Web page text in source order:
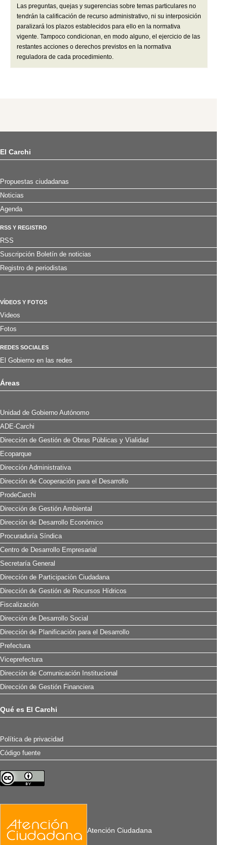
Las preguntas, quejas y sugerencias sobre temas particulares no
tendrán la calificación de recurso administrativo, ni su interposición
paralizará los plazos establecidos para ello en la normativa
vigente. Tampoco condicionan, en modo alguno, el ejercicio de las
restantes acciones o derechos previstos en la normativa
reguladora de cada procedimiento.
El Carchi
Propuestas ciudadanas
Noticias
Agenda
RSS Y REGISTRO
RSS
Suscripción Boletín de noticias
Registro de periodistas
VÍDEOS Y FOTOS
Videos
Fotos
REDES SOCIALES
El Gobierno en las redes
Áreas
Unidad de Gobierno Autónomo
ADE-Carchi
Dirección de Gestión de Obras Públicas y Vialidad
Ecoparque
Dirección Administrativa
Dirección de Cooperación para el Desarrollo
ProdeCarchi
Dirección de Gestión Ambiental
Dirección de Desarrollo Económico
Procuraduría Síndica
Centro de Desarrollo Empresarial
Secretaría General
Dirección de Participación Ciudadana
Dirección de Gestión de Recursos Hídricos
Fiscalización
Dirección de Desarrollo Social
Dirección de Planificación para el Desarrollo
Prefectura
Viceprefectura
Dirección de Comunicación Institucional
Dirección de Gestión Financiera
Qué es El Carchi
Política de privacidad
Código fuente
Atención Ciudadana